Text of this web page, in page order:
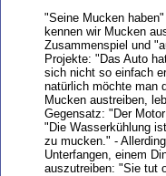
"Seine Mucken
kennen wir Mucken
Zusammenspiel und
Projekte: "Das Auto
sich nicht so einfach
natürlich möchte man
Mucken austreiben,
Gegensatz: "Der
"Die Wasserkühlung
zu mucken." -
Unterfangen, einem
auszutreiben: "Sie tut